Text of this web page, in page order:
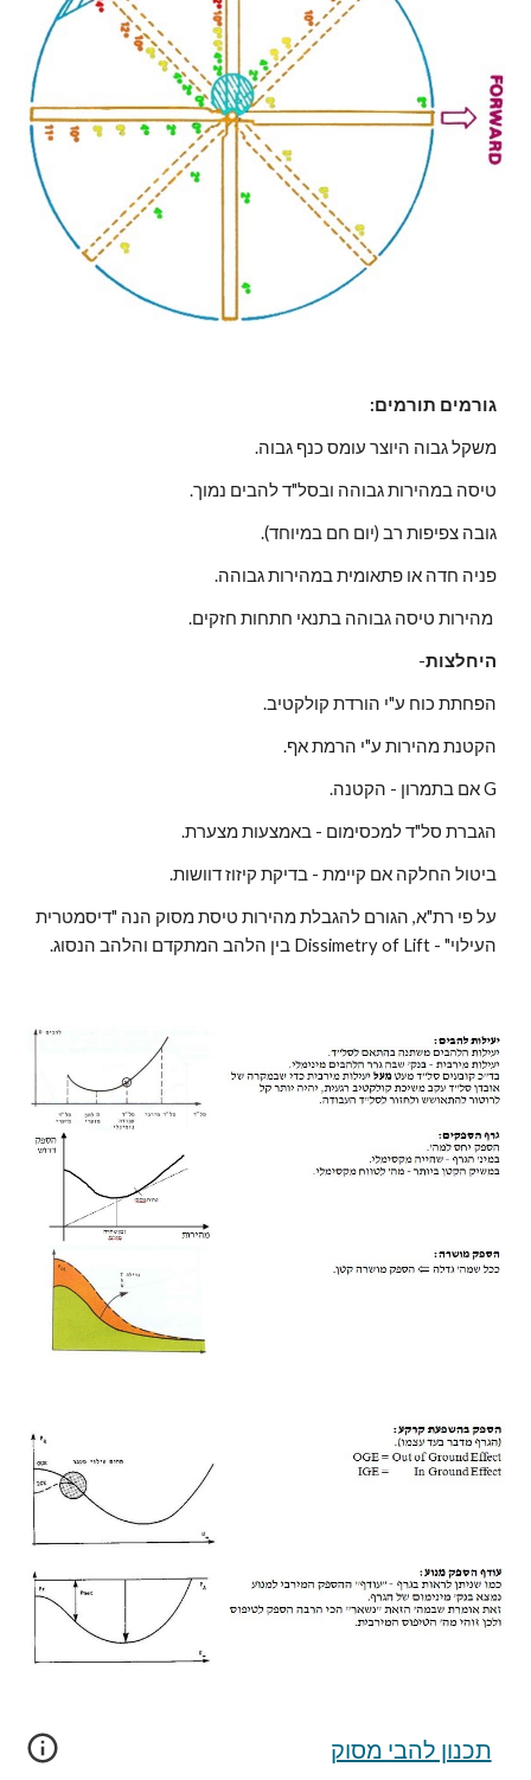
:גורמים תורמים
.משקל גבוה היוצר עומס כנף גבוה
.טיסה במהירות גבוהה ובסל"ד להבים נמוך
.(גובה צפיפות רב (יום חם במיוחד
.פניה חדה או פתאומית במהירות גבוהה
.מהירות טיסה גבוהה בתנאי חתחות חזקים
  -
היחלצות
.הפחתת כוח ע"י הורדת קולקטיב
.הקטנת מהירות ע"י הרמת אף
.אם בתמרון - הקטנה G
.הגברת סל"ד למכסימום - באמצעות מצערת
.ביטול החלקה אם קיימת - בדיקת קיזוז דוושות
העילוי" - Dissimetry of Lift בין הלהב המתקדם והלהב הנסוג.
תכנון להבי מסוק